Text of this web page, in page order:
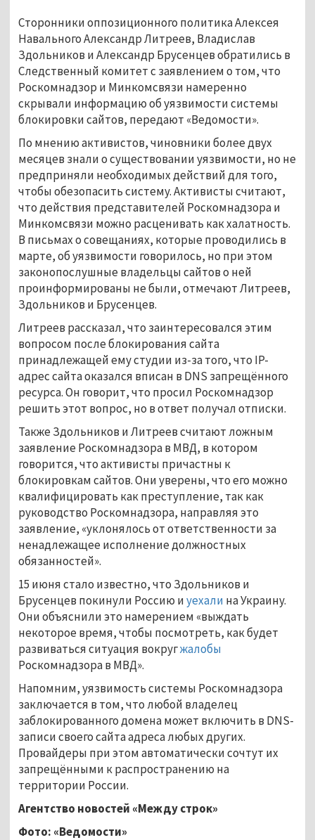
Сторонники оппозиционного политика Алексея
Навального Александр Литреев, Владислав
Здольников и Александр Брусенцев обратились в
Следственный комитет с заявлением о том, что
Роскомнадзор и Минкомсвязи намеренно
скрывали информацию об уязвимости системы
блокировки сайтов, передают «Ведомости».
По мнению активистов, чиновники более двух
месяцев знали о существовании уязвимости, но не
предприняли необходимых действий для того,
чтобы обезопасить систему. Активисты считают,
что действия представителей Роскомнадзора и
Минкомсвязи можно расценивать как халатность.
В письмах о совещаниях, которые проводились в
марте, об уязвимости говорилось, но при этом
законопослушные владельцы сайтов о ней
проинформированы не были, отмечают Литреев,
Здольников и Брусенцев.
Литреев рассказал, что заинтересовался этим
вопросом после блокирования сайта
принадлежащей ему студии из-за того, что IP-
адрес сайта оказался вписан в DNS запрещённого
ресурса. Он говорит, что просил Роскомнадзор
решить этот вопрос, но в ответ получал отписки.
Также Здольников и Литреев считают ложным
заявление Роскомнадзора в МВД, в котором
говорится, что активисты причастны к
блокировкам сайтов. Они уверены, что его можно
квалифицировать как преступление, так как
руководство Роскомнадзора, направляя это
заявление, «уклонялось от ответственности за
ненадлежащее исполнение должностных
обязанностей».
15 июня стало известно, что Здольников и
Брусенцев покинули Россию иуехали на Украину.
Они объяснили это намерением «выждать
некоторое время, чтобы посмотреть, как будет
развиваться ситуация вокругжалобы
Роскомнадзора в МВД».
Напомним, уязвимость системы Роскомнадзора
заключается в том, что любой владелец
заблокированного домена может включить в DNS-
записи своего сайта адреса любых других.
Провайдеры при этом автоматически сочтут их
запрещёнными к распространению на
территории России.
Агентство новостей «Между строк»
Фото: «Ведомости»